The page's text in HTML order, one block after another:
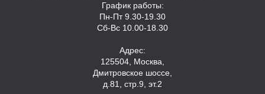
График работы:
Пн-Пт 9.30-19.30
Сб-Вс 10.00-18.30
Адрес:
125504, Москва,
Дмитровское шоссе,
д.81, стр.9, эт.2